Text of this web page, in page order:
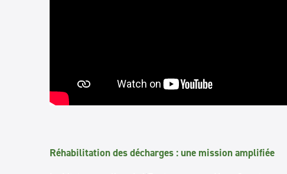
Réhabilitation des décharges : une mission amplifiée